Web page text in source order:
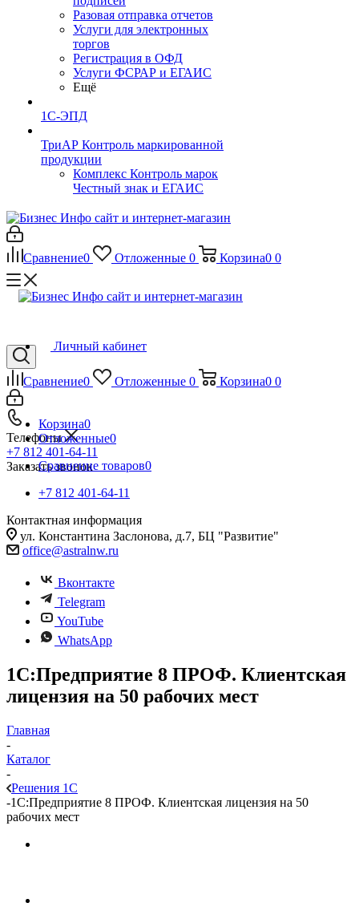
Разовая отправка отчетов
Услуги для электронных
торгов
Регистрация в ОФД
Услуги ФСРАР и ЕГАИС
Ещё
1С-ЭПД
ТриАР Контроль маркированной
продукции
Комплекс Контроль марок
Честный знак и ЕГАИС
Сравнение0 Отложенные 0 Корзина0 0
Сравнение0 Отложенные 0 Корзина0 0
Телефоны
+7 812 401-64-11
Заказать звонок
Личный кабинет
Корзина0
Отложенные0
Сравнение товаров0
+7 812 401-64-11
Контактная информация
ул. Константина Заслонова, д.7, БЦ "Развитие"
office@astralnw.ru
Вконтакте
Telegram
YouTube
WhatsApp
1С:Предприятие 8 ПРОФ. Клиентская
лицензия на 50 рабочих мест
Главная
-
Каталог
-
Решения 1С
-1С:Предприятие 8 ПРОФ. Клиентская лицензия на 50
рабочих мест